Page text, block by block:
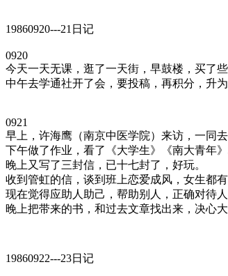
19860920---21日记
0920
今天一天无课，逛了一天街，早鼓楼，买了
中午去学通社开了会，要投稿，再积分，升
0921
早上，许海鹰（南京中医学院）来访，一同
下午做了作业，看了《大学生》《南大青年
晚上又写了三封信，已十七封了，好玩。
收到管虹的信，谈到班上恋爱成风，女生都
现在觉得应助人助己，帮助别人，正确对待
晚上把带来的书，和过去文章找出来，决心
19860922---23日记